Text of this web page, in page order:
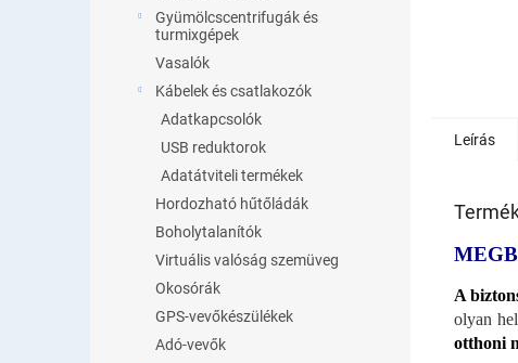
Gyümölcscentrifugák és
turmixgépek
Vasalók
Kábelek és csatlakozók
Adatkapcsolók
USB reduktorok
Adatátviteli termékek
Hordozható hűtőládák
Boholytalanítók
Virtuális valóság szemüveg
Okosórák
GPS-vevőkészülékek
Adó-vevők
Leírás
A
olyan
otthoni